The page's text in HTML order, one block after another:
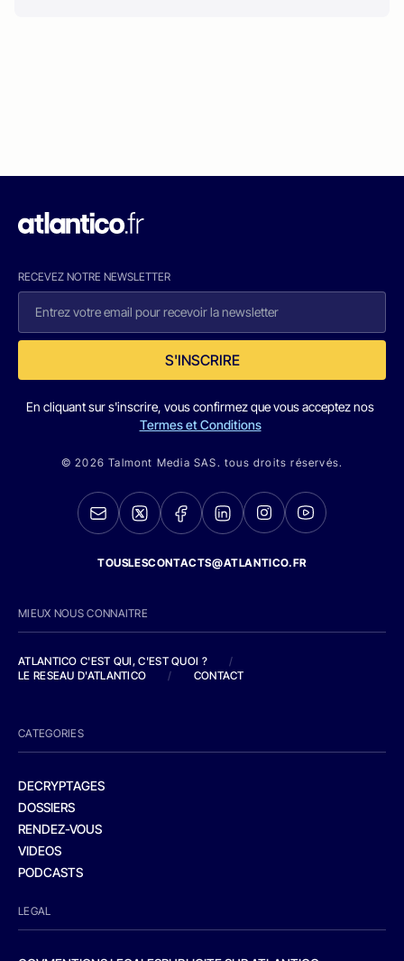
RECEVEZ NOTRE NEWSLETTER
S'INSCRIRE
En cliquant sur s'inscrire, vous confirmez que vous acceptez nos
Termes et Conditions
© 2026 Talmont Media SAS. tous droits réservés.
TOUSLESCONTACTS@ATLANTICO.FR
MIEUX NOUS CONNAITRE
ATLANTICO C'EST QUI, C'EST QUOI ?
/
LE RESEAU D'ATLANTICO
/ CONTACT
CATEGORIES
DECRYPTAGES
DOSSIERS
RENDEZ-VOUS
VIDEOS
PODCASTS
LEGAL